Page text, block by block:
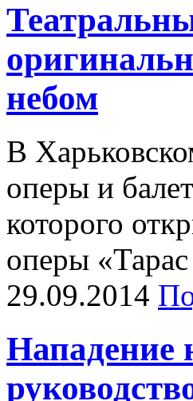
небом
В
оперы и
которого
оперы
29.09.2014
Нападение